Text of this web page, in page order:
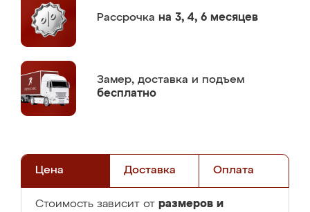
Рассрочка на 3, 4, 6 месяцев
Замер, доставка и подъем
бесплатно
Цена Доставка Оплата
Стоимость зависит от размеров и